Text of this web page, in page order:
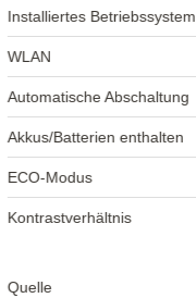
Installiertes Betriebssystem
WLAN
Automatische Abschaltung
Akkus/Batterien enthalten
ECO-Modus
Kontrastverhältnis
Quelle